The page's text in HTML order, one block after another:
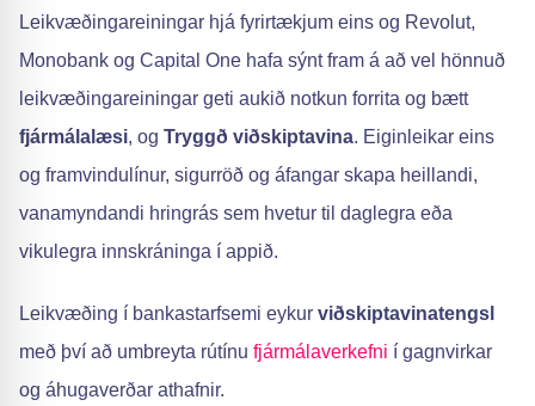
Leikvæðingareiningar hjá fyrirtækjum eins og Revolut,
Monobank og Capital One hafa sýnt fram á að vel hönnuð
leikvæðingareiningar geti aukið notkun forrita og bætt
fjármálalæsi, og Tryggð viðskiptavina. Eiginleikar eins
og framvindulínur, sigurröð og áfangar skapa heillandi,
vana­myndandi hringrás sem hvetur til daglegra eða
vikulegra innskráninga í appið.
Leikvæðing í bankastarfsemi eykur viðskiptavinatengsl
með því að umbreyta rútínu fjármálaverkefni í gagnvirkar
og áhugaverðar athafnir.